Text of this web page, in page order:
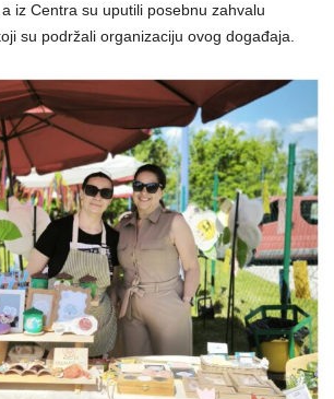
iz Centra su uputili posebnu zahvalu
su podržali organizaciju ovog događaja.